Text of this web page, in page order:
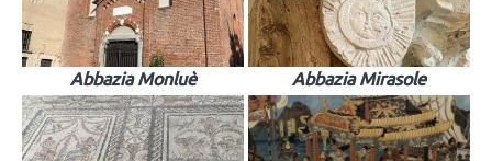
Abbazia Monluè Abbazia Mirasole